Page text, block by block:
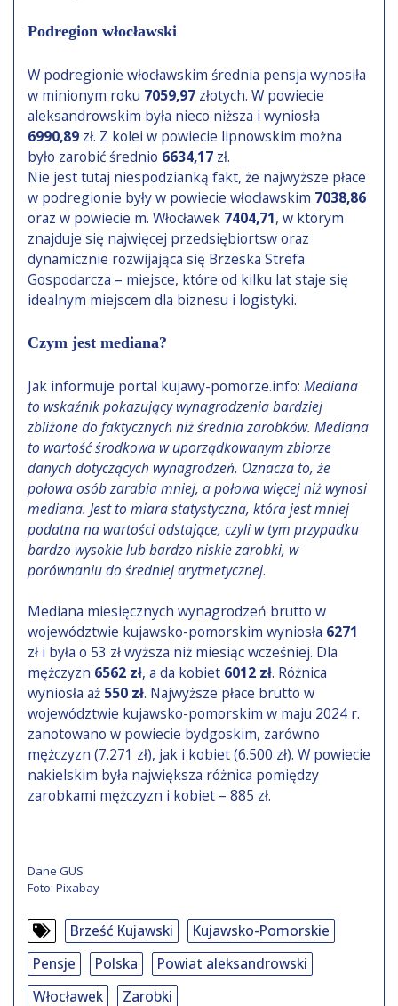
Podregion włocławski
W podregionie włocławskim średnia pensja wynosiła
w minionym roku 7059,97 złotych. W powiecie
aleksandrowskim była nieco niższa i wyniosła
6990,89 zł. Z kolei w powiecie lipnowskim można
było zarobić średnio 6634,17 zł.
Nie jest tutaj niespodzianką fakt, że najwyższe płace
w podregionie były w powiecie włocławskim 7038,86
oraz w powiecie m. Włocławek 7404,71, w którym
znajduje się najwięcej przedsiębiortsw oraz
dynamicznie rozwijająca się Brzeska Strefa
Gospodarcza – miejsce, które od kilku lat staje się
idealnym miejscem dla biznesu i logistyki.
Czym jest mediana?
Jak informuje portal kujawy-pomorze.info: Mediana
to wskaźnik pokazujący wynagrodzenia bardziej
zbliżone do faktycznych niż średnia zarobków. Mediana
to wartość środkowa w uporządkowanym zbiorze
danych dotyczących wynagrodzeń. Oznacza to, że
połowa osób zarabia mniej, a połowa więcej niż wynosi
mediana. Jest to miara statystyczna, która jest mniej
podatna na wartości odstające, czyli w tym przypadku
bardzo wysokie lub bardzo niskie zarobki, w
porównaniu do średniej arytmetycznej.
Mediana miesięcznych wynagrodzeń brutto w
województwie kujawsko-pomorskim wyniosła 6271
zł i była o 53 zł wyższa niż miesiąc wcześniej. Dla
mężczyzn 6562 zł, a da kobiet 6012 zł. Różnica
wyniosła aż 550 zł. Najwyższe płace brutto w
województwie kujawsko-pomorskim w maju 2024 r.
zanotowano w powiecie bydgoskim, zarówno
mężczyzn (7.271 zł), jak i kobiet (6.500 zł). W powiecie
nakielskim była największa różnica pomiędzy
zarobkami mężczyzn i kobiet – 885 zł.
Dane GUS
Foto: Pixabay
Brześć Kujawski
Kujawsko-Pomorskie
Pensje
Polska
Powiat aleksandrowski
Włocławek
Zarobki